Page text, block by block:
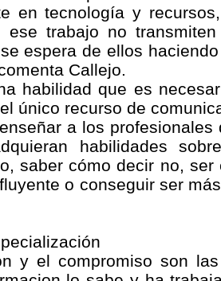
en tecnología y
ese trabajo no
espera de ellos
Callejo.
habilidad que es
único recurso de
a los
habilidades
saber cómo decir no,
o conseguir ser
y el compromiso son